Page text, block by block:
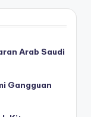
Arab Saudi
Gangguan